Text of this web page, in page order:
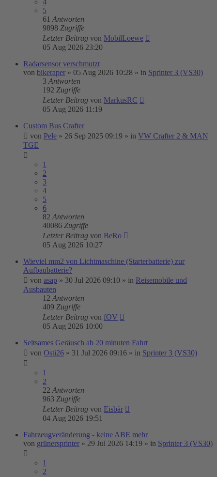
4
5
61 Antworten
9898 Zugriffe
Letzter Beitrag von MobilLoewe
05 Aug 2026 23:20
Radarsensor verschmutzt
von bikeraper » 05 Aug 2026 10:28 » in Sprinter 3 (VS30)
3 Antworten
192 Zugriffe
Letzter Beitrag von MarkusRC
05 Aug 2026 11:19
Custom Bus Crafter
von Pele » 26 Sep 2025 09:19 » in VW Crafter 2 & MAN
TGE
1
2
3
4
5
6
82 Antworten
40086 Zugriffe
Letzter Beitrag von BeRo
05 Aug 2026 10:27
Wieviel mm2 von Lichtmaschine (Starterbatterie) zur
Aufbaubatterie?
von asap » 30 Jul 2026 09:10 » in Reisemobile und
Ausbauten
12 Antworten
409 Zugriffe
Letzter Beitrag von fOV
05 Aug 2026 10:00
Seltsames Geräusch ab 20 minuten Fahrt
von Osti26 » 31 Jul 2026 09:16 » in Sprinter 3 (VS30)
1
2
22 Antworten
963 Zugriffe
Letzter Beitrag von Eisbär
04 Aug 2026 19:51
Fahrzeugveränderung - keine ABE mehr
von grünersprinter » 29 Jul 2026 14:19 » in Sprinter 3 (VS30)
1
2